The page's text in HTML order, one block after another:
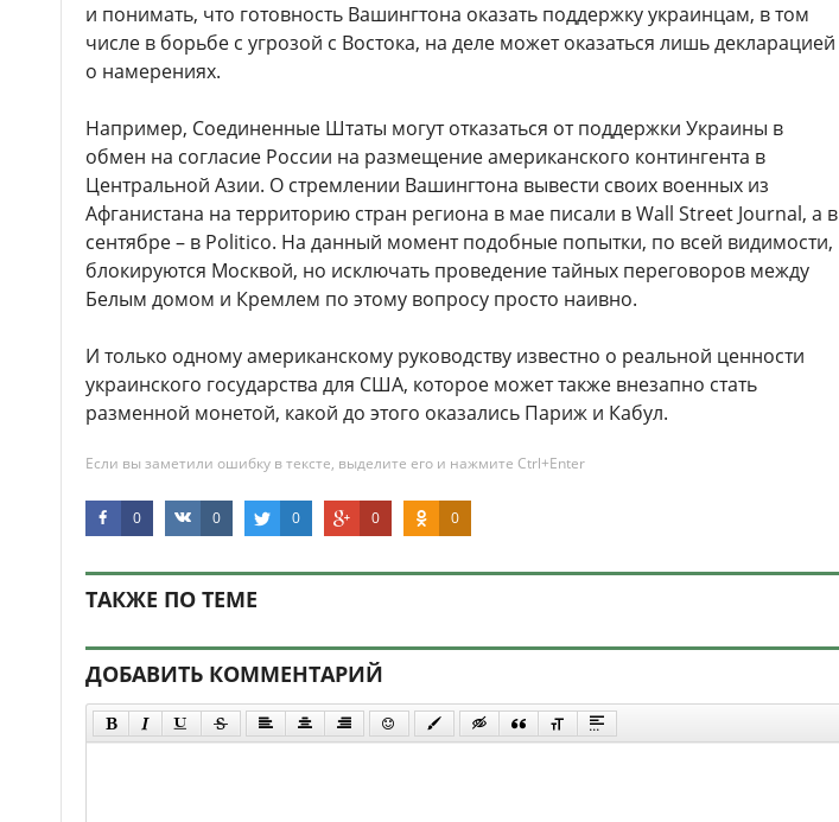
и понимать, что готовность Вашингтона оказать поддержку украинцам, в том
числе в борьбе с угрозой с Востока, на деле может оказаться лишь декларацией
о намерениях.
Например, Соединенные Штаты могут отказаться от поддержки Украины в
обмен на согласие России на размещение американского контингента в
Центральной Азии. О стремлении Вашингтона вывести своих военных из
Афганистана на территорию стран региона в мае писали в Wall Street Journal, а в
сентябре – в Politico. На данный момент подобные попытки, по всей видимости,
блокируются Москвой, но исключать проведение тайных переговоров между
Белым домом и Кремлем по этому вопросу просто наивно.
И только одному американскому руководству известно о реальной ценности
украинского государства для США, которое может также внезапно стать
разменной монетой, какой до этого оказались Париж и Кабул.
Если вы заметили ошибку в тексте, выделите его и нажмите Ctrl+Enter
0 0 0 0 0
ТАКЖЕ ПО ТЕМЕ
ДОБАВИТЬ КОММЕНТАРИЙ